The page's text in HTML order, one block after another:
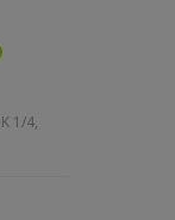
1/4,